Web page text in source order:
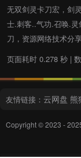
无双剑灵卡刀宏，剑
士.刺客..气功.召唤.
刀，资源网络技术分
页面耗时 0.278 秒 |
友情链接： 云网盘 熊
Copyright © 2023 -